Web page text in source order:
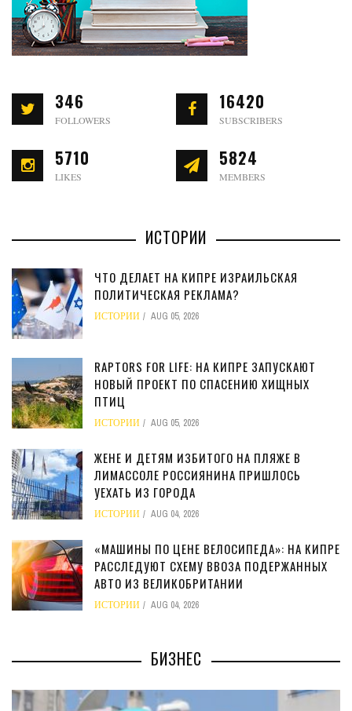
346
FOLLOWERS
16420
SUBSCRIBERS
5710
LIKES
5824
MEMBERS
ИСТОРИИ
ЧТО ДЕЛАЕТ НА КИПРЕ ИЗРАИЛЬСКАЯ
ПОЛИТИЧЕСКАЯ РЕКЛАМА?
ИСТОРИИ AUG 05, 2026
RAPTORS FOR LIFE: НА КИПРЕ ЗАПУСКАЮТ
НОВЫЙ ПРОЕКТ ПО СПАСЕНИЮ ХИЩНЫХ
ПТИЦ
ИСТОРИИ AUG 05, 2026
ЖЕНЕ И ДЕТЯМ ИЗБИТОГО НА ПЛЯЖЕ В
ЛИМАССОЛЕ РОССИЯНИНА ПРИШЛОСЬ
УЕХАТЬ ИЗ ГОРОДА
ИСТОРИИ AUG 04, 2026
«МАШИНЫ ПО ЦЕНЕ ВЕЛОСИПЕДА»: НА КИПРЕ
РАССЛЕДУЮТ СХЕМУ ВВОЗА ПОДЕРЖАННЫХ
АВТО ИЗ ВЕЛИКОБРИТАНИИ
ИСТОРИИ AUG 04, 2026
БИЗНЕС